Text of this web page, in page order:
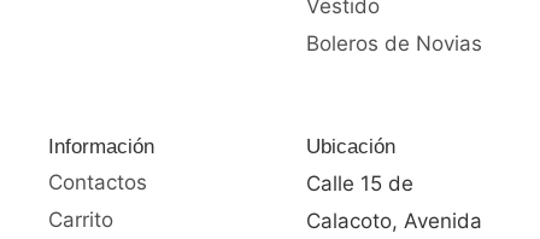
Vestido
Boleros de Novias
Información
Contactos
Carrito
Ubicación
Calle 15 de
Calacoto, Avenida